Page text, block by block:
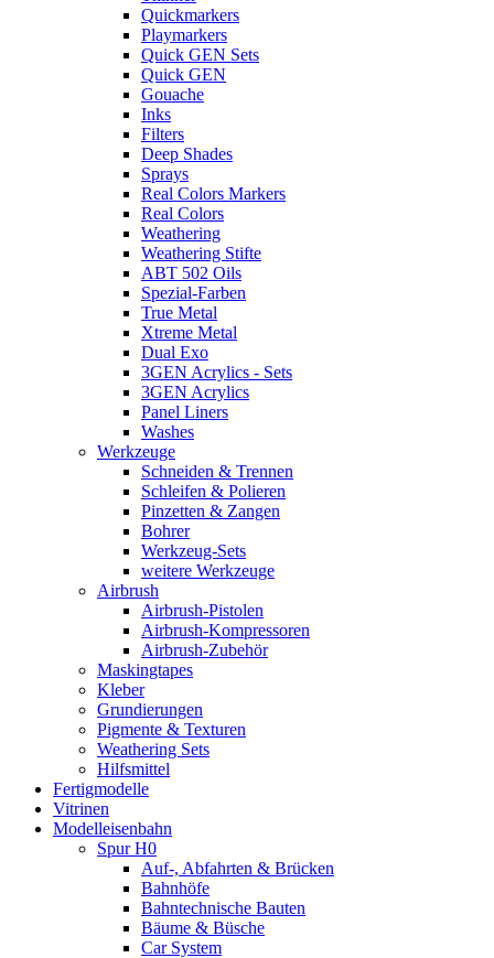
Quickmarkers
Playmarkers
Quick GEN Sets
Quick GEN
Gouache
Inks
Filters
Deep Shades
Sprays
Real Colors Markers
Real Colors
Weathering
Weathering Stifte
ABT 502 Oils
Spezial-Farben
True Metal
Xtreme Metal
Dual Exo
3GEN Acrylics - Sets
3GEN Acrylics
Panel Liners
Washes
Werkzeuge
Schneiden & Trennen
Schleifen & Polieren
Pinzetten & Zangen
Bohrer
Werkzeug-Sets
weitere Werkzeuge
Airbrush
Airbrush-Pistolen
Airbrush-Kompressoren
Airbrush-Zubehör
Maskingtapes
Kleber
Grundierungen
Pigmente & Texturen
Weathering Sets
Hilfsmittel
Fertigmodelle
Vitrinen
Modelleisenbahn
Spur H0
Auf-, Abfahrten & Brücken
Bahnhöfe
Bahntechnische Bauten
Bäume & Büsche
Car System